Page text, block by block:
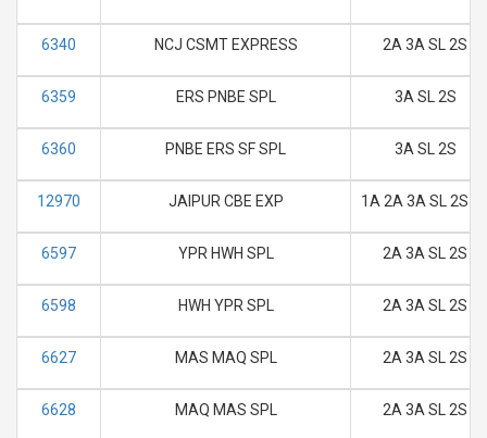
6340 NCJ CSMT EXPRESS 2A 3A SL 2S
6359 ERS PNBE SPL 3A SL 2S
6360 PNBE ERS SF SPL 3A SL 2S
12970 JAIPUR CBE EXP 1A 2A 3A SL 2S
6597 YPR HWH SPL 2A 3A SL 2S
6598 HWH YPR SPL 2A 3A SL 2S
6627 MAS MAQ SPL 2A 3A SL 2S
6628 MAQ MAS SPL 2A 3A SL 2S